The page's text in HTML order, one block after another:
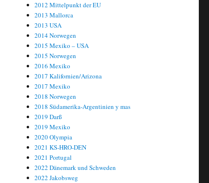
2012 Mittelpunkt der EU
2013 Mallorca
2013 USA
2014 Norwegen
2015 Mexiko – USA
2015 Norwegen
2016 Mexiko
2017 Kalifornien/Arizona
2017 Mexiko
2018 Norwegen
2018 Südamerika-Argentinien y mas
2019 Darß
2019 Mexiko
2020 Olympia
2021 KS-HRO-DEN
2021 Portugal
2022 Dänemark und Schweden
2022 Jakobsweg